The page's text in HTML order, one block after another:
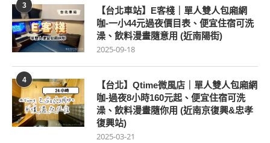
3
【台北車站】E客棧｜單人雙人包廂網
咖-一小44元過夜價目表、便宜住宿可洗
澡、飲料漫畫隨意用 (近南陽街)
2025-09-18
4
【台北】Qtime微風店｜單人雙人包廂網
咖-過夜8小時160元起、便宜住宿可洗
澡、飲料漫畫隨你用 (近南京復興&忠孝
復興站)
2025-03-21